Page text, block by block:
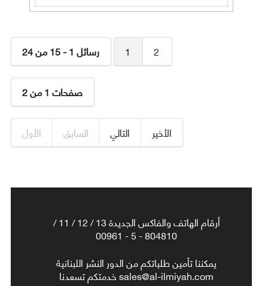
رسائل 1 - 15 من 24 1 2
صفحات 1 من 2
الأول السابق التالي الأخير
أرقام الهاتف والفاكس الجديدة 13 / 12 / 11 /
804810 - 5 - 00961
يمكننا تأمين طلباتكم من الدور النشر اللبنانية
sales@al-ilmiyah.com خدمتكم تسعدنا